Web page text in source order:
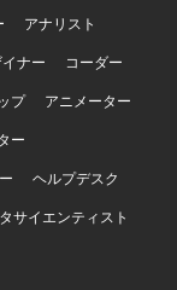
アナリスト
ナー
コーダー
プ
アニメーター
ー
ヘルプデスク
サイエンティスト